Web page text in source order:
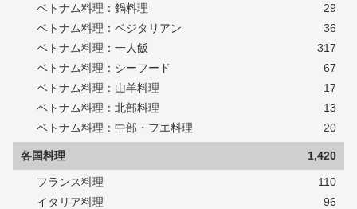
ベトナム料理：鍋料理
29
ベトナム料理：ベジタリアン
36
ベトナム料理：一人飯
317
ベトナム料理：シーフード
67
ベトナム料理：山羊料理
17
ベトナム料理：北部料理
13
ベトナム料理：中部・フエ料理
20
各国料理 1,420
フランス料理
110
イタリア料理
96